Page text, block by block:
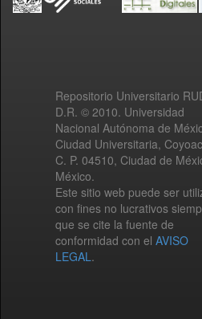
Repositorio Universitario
D.R. © 2010. Universidad
Nacional Autónoma de
Ciudad Universitaria,
C. P. 04510, Ciudad de
México.
Este sitio web puede ser
con fines no lucrativos
que se cite la fuente de
conformidad con el AVISO
LEGAL.